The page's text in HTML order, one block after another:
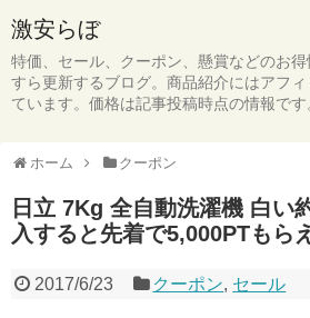
激安らぼ
特価、セール、クーポン、懸賞などのお
すら更新するブログ。商品紹介にはアフ
ています。価格は記事投稿時点の情報です
ホーム クーポン
日立 7Kg 全自動洗濯機 白い
入すると先着で5,000PTもら
2017/6/23 クーポン, セール